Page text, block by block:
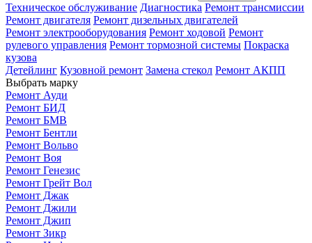
Техническое обслуживание Диагностика Ремонт трансмиссии
Ремонт двигателя Ремонт дизельных двигателей
Ремонт электрооборудования Ремонт ходовой Ремонт
рулевого управления Ремонт тормозной системы Покраска
кузова
Детейлинг Кузовной ремонт Замена стекол Ремонт АКПП
Выбрать марку
Ремонт Ауди
Ремонт БИД
Ремонт БМВ
Ремонт Бентли
Ремонт Вольво
Ремонт Воя
Ремонт Генезис
Ремонт Грейт Вол
Ремонт Джак
Ремонт Джили
Ремонт Джип
Ремонт Зикр